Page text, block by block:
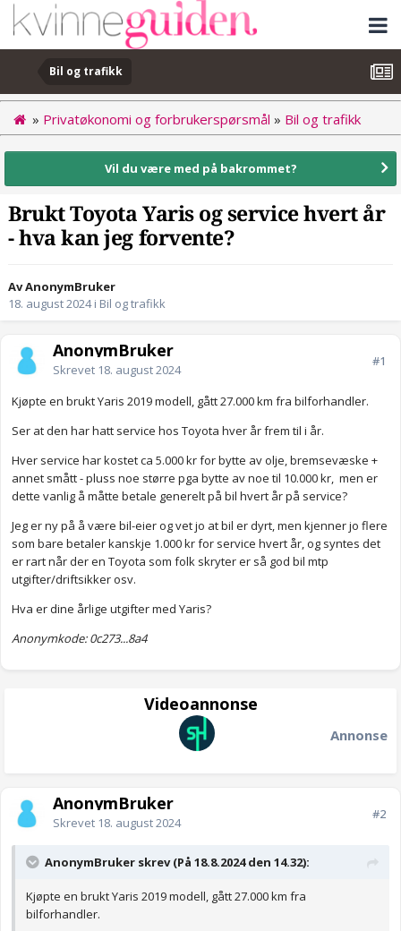
Bil og trafikk
» Privatøkonomi og forbrukerspørsmål » Bil og trafikk
Vil du være med på bakrommet?
Brukt Toyota Yaris og service hvert år
- hva kan jeg forvente?
Av AnonymBruker
18. august 2024i Bil og trafikk
AnonymBruker
Skrevet 18. august 2024
#1
Kjøpte en brukt Yaris 2019 modell, gått 27.000 km fra bilforhandler.
Ser at den har hatt service hos Toyota hver år frem til i år.
Hver service har kostet ca 5.000 kr for bytte av olje, bremsevæske +
annet smått - pluss noe større pga bytte av noe til 10.000 kr, men er
dette vanlig å måtte betale generelt på bil hvert år på service?
Jeg er ny på å være bil-eier og vet jo at bil er dyrt, men kjenner jo flere
som bare betaler kanskje 1.000 kr for service hvert år, og syntes det
er rart når der en Toyota som folk skryter er så god bil mtp
utgifter/driftsikker osv.
Hva er dine årlige utgifter med Yaris?
Anonymkode: 0c273...8a4
Videoannonse
Annonse
AnonymBruker
Skrevet 18. august 2024
#2
AnonymBruker skrev (På 18.8.2024 den 14.32):
Kjøpte en brukt Yaris 2019 modell, gått 27.000 km fra
bilforhandler.